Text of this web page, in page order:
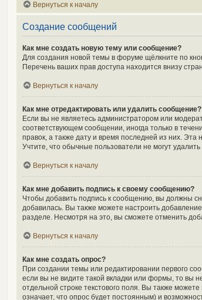
Вернуться к началу
Создание сообщений
Как мне создать новую тему или сообщение?
Для создания новой темы в форуме щёлкните по
Перечень ваших прав доступа находится внизу
Вернуться к началу
Как мне отредактировать или удалить сообщение?
Если вы не являетесь администратором или
соответствующем сообщении, иногда только в
правок, а также дату и время последней из них.
Учтите, что обычные пользователи не могут
Вернуться к началу
Как мне добавить подпись к своему сообщению?
Чтобы добавить подпись к сообщению, вы должны
добавилась. Вы также можете настроить
разделе. Несмотря на это, вы сможете отменить
Вернуться к началу
Как мне создать опрос?
При создании темы или редактировании первого
если вы не видите такой вкладки или формы, то вы
отдельной строке текстового поля. Вы также
означает, что опрос будет постоянным) и